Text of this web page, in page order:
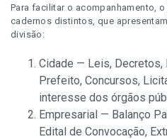
Para facilitar o acompanhamento,
cadernos distintos, que
divisão:
Cidade — Leis, Decretos,
Prefeito, Concursos,
interesse dos órgãos
Empresarial — Balanço
Edital de Convocação,